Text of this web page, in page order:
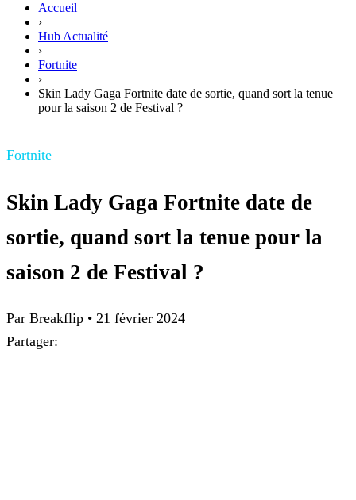
Accueil
›
Hub Actualité
›
Fortnite
›
Skin Lady Gaga Fortnite date de sortie, quand sort la tenue
pour la saison 2 de Festival ?
Fortnite
Skin Lady Gaga Fortnite date de
sortie, quand sort la tenue pour la
saison 2 de Festival ?
Par Breakflip • 21 février 2024
Partager: